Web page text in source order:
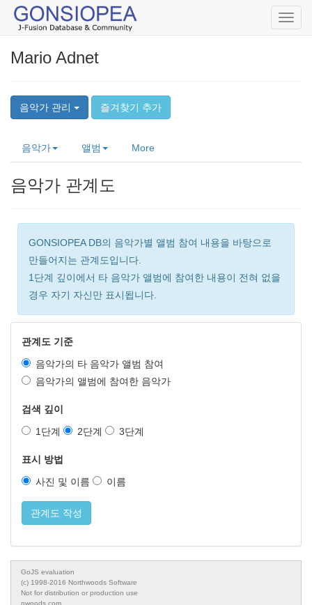
Mario Adnet
음악가 관리 즐겨찾기 추가
음악가 앨범 More
음악가 관계도
GONSIOPEA DB의 음악가별 앨범 참여 내용을 바탕으로
만들어지는 관계도입니다.
1단계 깊이에서 타 음악가 앨범에 참여한 내용이 전혀 없을
경우 자기 자신만 표시됩니다.
관계도 기준
음악가의 타 음악가 앨범 참여
음악가의 앨범에 참여한 음악가
검색 깊이
1단계
2단계 3단계
표시 방법
사진 및 이름
이름